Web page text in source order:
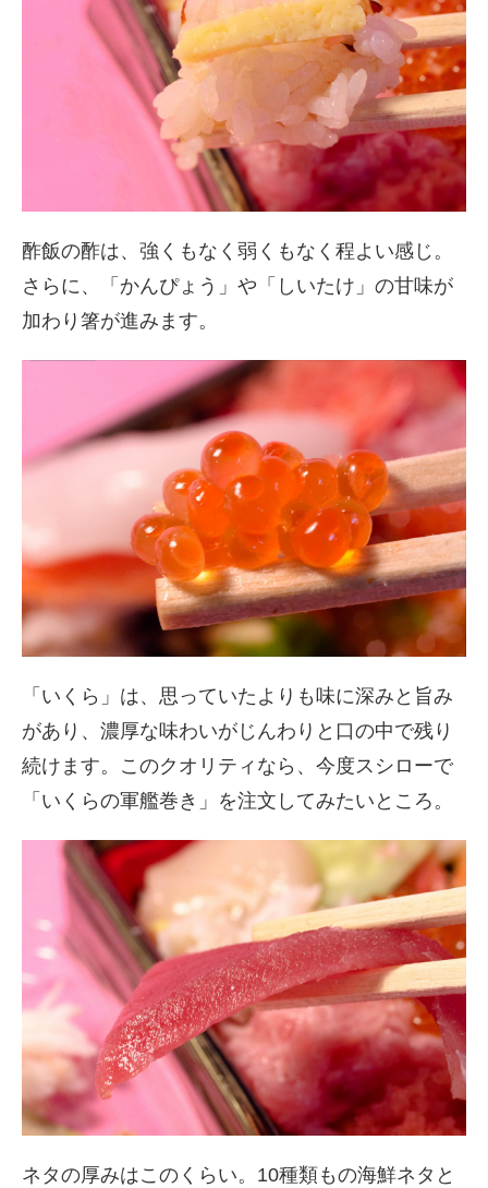
酢飯の酢は、強くもなく弱くもなく程よい感じ。
さらに、「かんぴょう」や「しいたけ」の甘味が
加わり箸が進みます。
「いくら」は、思っていたよりも味に深みと旨み
があり、濃厚な味わいがじんわりと口の中で残り
続けます。このクオリティなら、今度スシローで
「いくらの軍艦巻き」を注文してみたいところ。
ネタの厚みはこのくらい。10種類もの海鮮ネタと